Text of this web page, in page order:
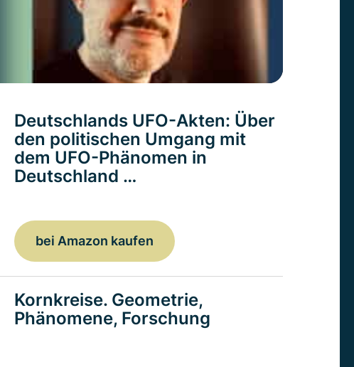
Deutschlands UFO-Akten: Über
den politischen Umgang mit
dem UFO-Phänomen in
Deutschland …
bei Amazon kaufen
Kornkreise. Geometrie,
Phänomene, Forschung